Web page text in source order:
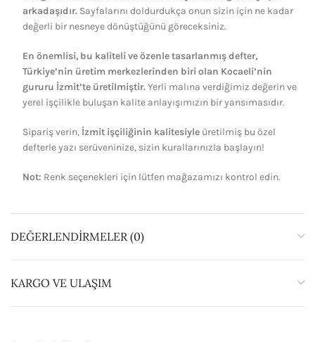
arkadaşıdır. Sayfalarını doldurdukça onun sizin için ne kadar
değerli bir nesneye dönüştüğünü göreceksiniz.
En önemlisi, bu kaliteli ve özenle tasarlanmış defter,
Türkiye’nin üretim merkezlerinden biri olan Kocaeli’nin
gururu İzmit’te üretilmiştir.Yerli malına verdiğimiz değerin ve
yerel işçilikle buluşan kalite anlayışımızın bir yansımasıdır.
Sipariş verin, İzmit işçiliğinin kalitesiyle üretilmiş bu özel
defterle yazı serüveninize, sizin kurallarınızla başlayın!
Not: Renk seçenekleri için lütfen mağazamızı kontrol edin.
DEĞERLENDIRMELER (0)
KARGO VE ULAŞIM